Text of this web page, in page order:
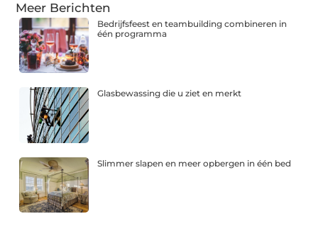
Meer Berichten
Bedrijfsfeest en teambuilding combineren in
één programma
Glasbewassing die u ziet en merkt
Slimmer slapen en meer opbergen in één bed